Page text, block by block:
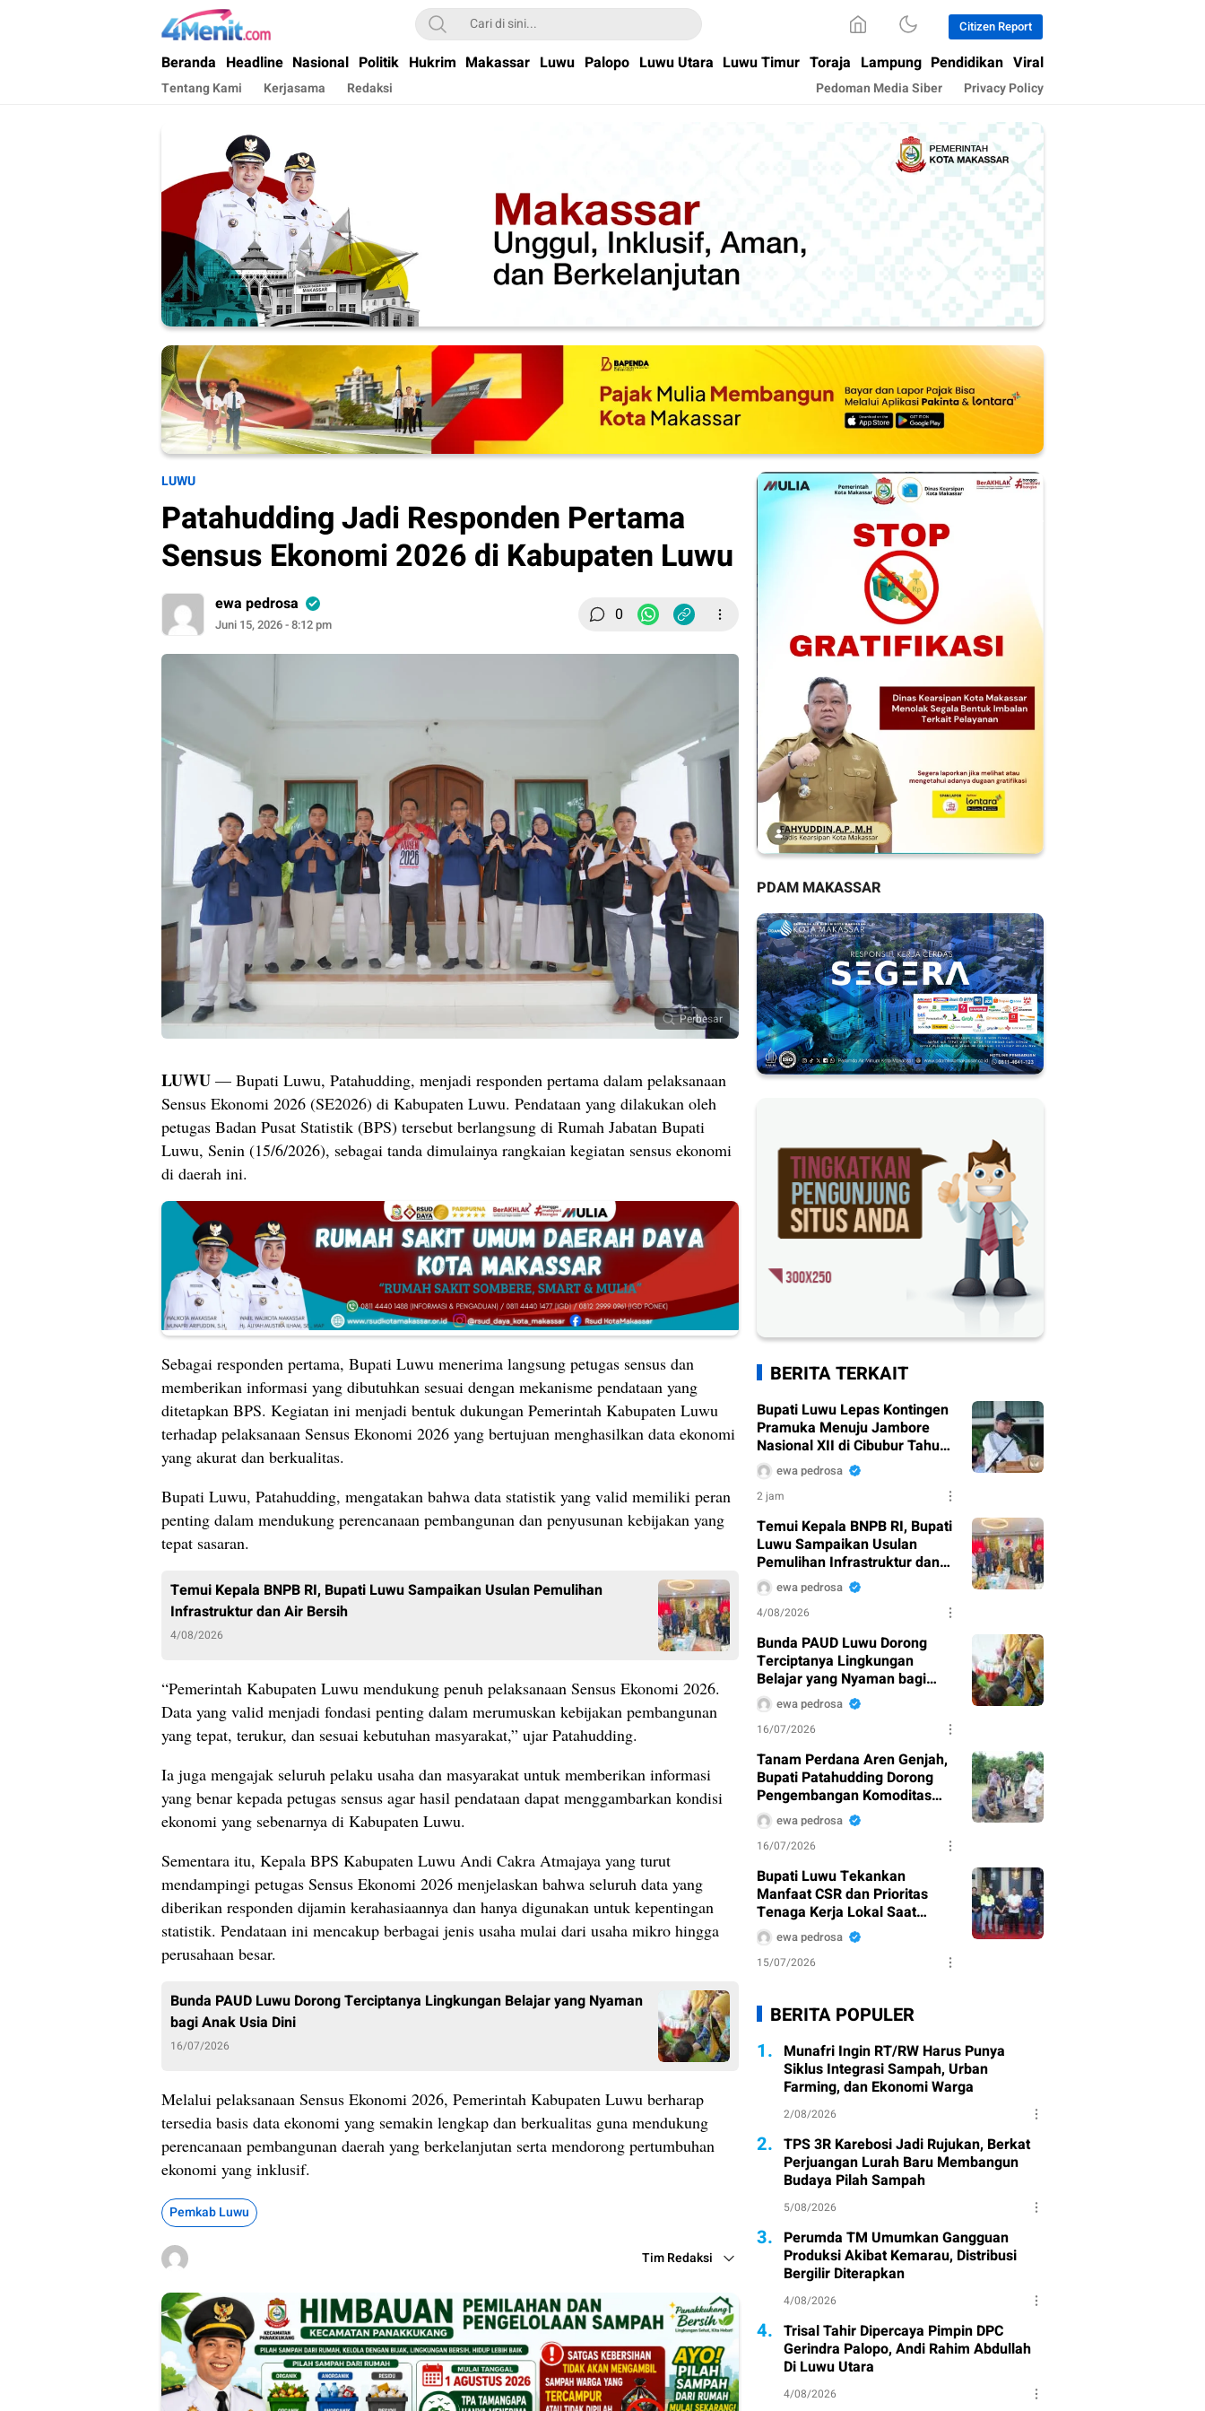
4menit.com
Mengungkap Kisah, Setiap Hari
Citizen Report
Beranda Headline Nasional Politik Hukrim Makassar Luwu Palopo Luwu Utara Luwu Timur Toraja Lampung Pendidikan Viral
Tentang Kami Kerjasama Redaksi Pedoman Media Siber Privacy Policy
LUWU
Patahudding Jadi Responden Pertama
Sensus Ekonomi 2026 di Kabupaten Luwu
ewa pedrosa
Juni 15, 2026 - 8:12 pm 0
Perbesar
LUWU — Bupati Luwu, Patahudding, menjadi responden pertama dalam pelaksanaan
Sensus Ekonomi 2026 (SE2026) di Kabupaten Luwu. Pendataan yang dilakukan oleh
petugas Badan Pusat Statistik (BPS) tersebut berlangsung di Rumah Jabatan Bupati
Luwu, Senin (15/6/2026), sebagai tanda dimulainya rangkaian kegiatan sensus ekonomi
di daerah ini.
Sebagai responden pertama, Bupati Luwu menerima langsung petugas sensus dan
memberikan informasi yang dibutuhkan sesuai dengan mekanisme pendataan yang
ditetapkan BPS. Kegiatan ini menjadi bentuk dukungan Pemerintah Kabupaten Luwu
terhadap pelaksanaan Sensus Ekonomi 2026 yang bertujuan menghasilkan data ekonomi
yang akurat dan berkualitas.
Bupati Luwu, Patahudding, mengatakan bahwa data statistik yang valid memiliki peran
penting dalam mendukung perencanaan pembangunan dan penyusunan kebijakan yang
tepat sasaran.
Temui Kepala BNPB RI, Bupati Luwu Sampaikan Usulan Pemulihan
Infrastruktur dan Air Bersih
4/08/2026
“Pemerintah Kabupaten Luwu mendukung penuh pelaksanaan Sensus Ekonomi 2026.
Data yang valid menjadi fondasi penting dalam merumuskan kebijakan pembangunan
yang tepat, terukur, dan sesuai kebutuhan masyarakat,” ujar Patahudding.
Ia juga mengajak seluruh pelaku usaha dan masyarakat untuk memberikan informasi
yang benar kepada petugas sensus agar hasil pendataan dapat menggambarkan kondisi
ekonomi yang sebenarnya di Kabupaten Luwu.
Sementara itu, Kepala BPS Kabupaten Luwu Andi Cakra Atmajaya yang turut
mendampingi petugas Sensus Ekonomi 2026 menjelaskan bahwa seluruh data yang
diberikan responden dijamin kerahasiaannya dan hanya digunakan untuk kepentingan
statistik. Pendataan ini mencakup berbagai jenis usaha mulai dari usaha mikro hingga
perusahaan besar.
Bunda PAUD Luwu Dorong Terciptanya Lingkungan Belajar yang Nyaman
bagi Anak Usia Dini
16/07/2026
Melalui pelaksanaan Sensus Ekonomi 2026, Pemerintah Kabupaten Luwu berharap
tersedia basis data ekonomi yang semakin lengkap dan berkualitas guna mendukung
perencanaan pembangunan daerah yang berkelanjutan serta mendorong pertumbuhan
ekonomi yang inklusif.
Pemkab Luwu
Tim Redaksi
PDAM MAKASSAR
BERITA TERKAIT
Bupati Luwu Lepas Kontingen
Pramuka Menuju Jambore
Nasional XII di Cibubur Tahun
2026ewa pedrosa
2 jam
Temui Kepala BNPB RI, Bupati
Luwu Sampaikan Usulan
Pemulihan Infrastruktur dan
Air Bersih
ewa pedrosa
4/08/2026
Bunda PAUD Luwu Dorong
Terciptanya Lingkungan
Belajar yang Nyaman bagi
Anak Usia Dini
ewa pedrosa
16/07/2026
Tanam Perdana Aren Genjah,
Bupati Patahudding Dorong
Pengembangan Komoditas
Bernilai Ekonomi Tinggi
ewa pedrosa
16/07/2026
Bupati Luwu Tekankan
Manfaat CSR dan Prioritas
Tenaga Kerja Lokal Saat
Terima Audiensi PT Petrosea
ewa pedrosa
15/07/2026
BERITA POPULER
1. Munafri Ingin RT/RW Harus Punya
Siklus Integrasi Sampah, Urban
Farming, dan Ekonomi Warga
2/08/2026
2. TPS 3R Karebosi Jadi Rujukan, Berkat
Perjuangan Lurah Baru Membangun
Budaya Pilah Sampah
5/08/2026
3. Perumda TM Umumkan Gangguan
Produksi Akibat Kemarau, Distribusi
Bergilir Diterapkan
4/08/2026
4. Trisal Tahir Dipercaya Pimpin DPC
Gerindra Palopo, Andi Rahim Abdullah
Di Luwu Utara
4/08/2026